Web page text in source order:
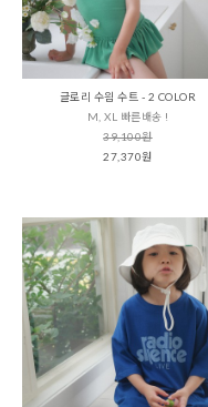
글로리 수읨 수트 - 2 COLOR
M, XL 빠른배송 !
39,100원
27,370원